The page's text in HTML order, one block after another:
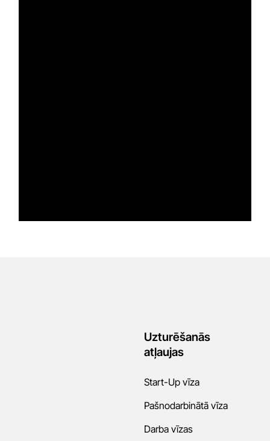
Uzturēšanās
atļaujas
Start-Up vīza
Pašnodarbinātā vīza
Darba vīzas